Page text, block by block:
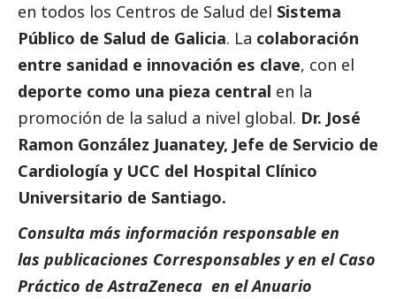
en todos los Centros de Salud del Sistema
Público de Salud de Galicia. La colaboración
entre sanidad e innovación es clave, con el
deporte como una pieza central en la
promoción de la salud a nivel global. Dr. José
Ramon González Juanatey, Jefe de Servicio de
Cardiología y UCC del Hospital Clínico
Universitario de Santiago.
Consulta más información responsable en
las publicaciones Corresponsables y en el Caso
Práctico de AstraZeneca en elAnuario